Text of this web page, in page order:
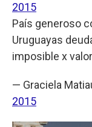
2015
País generoso
Uruguayas
imposible x
— Graciela
2015